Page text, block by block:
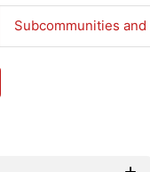
Subcommunities